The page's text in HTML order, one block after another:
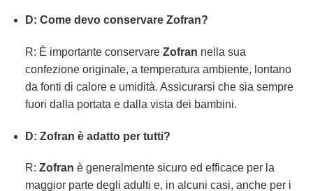
D: Come devo conservare Zofran?
R: È importante conservare Zofran nella sua
confezione originale, a temperatura ambiente, lontano
da fonti di calore e umidità. Assicurarsi che sia sempre
fuori dalla portata e dalla vista dei bambini.
D: Zofran è adatto per tutti?
R: Zofran è generalmente sicuro ed efficace per la
maggior parte degli adulti e, in alcuni casi, anche per i